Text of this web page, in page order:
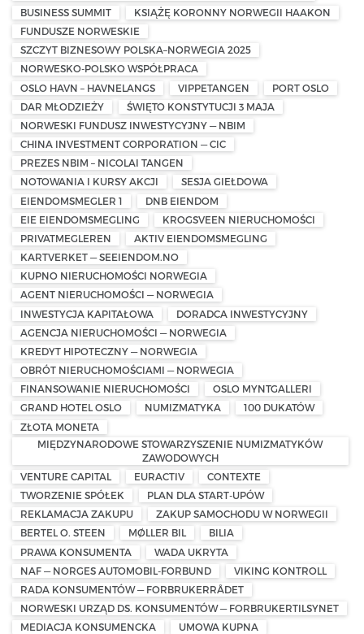
BUSINESS SUMMIT
KSIĄŻĘ KORONNY NORWEGII HAAKON
FUNDUSZE NORWESKIE
SZCZYT BIZNESOWY POLSKA–NORWEGIA 2025
NORWESKO-POLSKO WSPÓŁPRACA
OSLO HAVN – HAVNELANGS
VIPPETANGEN
PORT OSLO
DAR MŁODZIEŻY
ŚWIĘTO KONSTYTUCJI 3 MAJA
NORWESKI FUNDUSZ INWESTYCYJNY — NBIM
CHINA INVESTMENT CORPORATION — CIC
PREZES NBIM – NICOLAI TANGEN
NOTOWANIA I KURSY AKCJI
SESJA GIEŁDOWA
EIENDOMSMEGLER 1
DNB EIENDOM
EIE EIENDOMSMEGLING
KROGSVEEN NIERUCHOMOŚCI
PRIVATMEGLEREN
AKTIV EIENDOMSMEGLING
KARTVERKET — SEEIENDOM.NO
KUPNO NIERUCHOMOŚCI NORWEGIA
AGENT NIERUCHOMOŚCI — NORWEGIA
INWESTYCJA KAPITAŁOWA
DORADCA INWESTYCYJNY
AGENCJA NIERUCHOMOŚCI — NORWEGIA
KREDYT HIPOTECZNY — NORWEGIA
OBRÓT NIERUCHOMOŚCIAMI — NORWEGIA
FINANSOWANIE NIERUCHOMOŚCI
OSLO MYNTGALLERI
GRAND HOTEL OSLO
NUMIZMATYKA
100 DUKATÓW
ZŁOTA MONETA
MIĘDZYNARODOWE STOWARZYSZENIE NUMIZMATYKÓW
ZAWODOWYCH
VENTURE CAPITAL
EURACTIV
CONTEXTE
TWORZENIE SPÓŁEK
PLAN DLA START-UPÓW
REKLAMACJA ZAKUPU
ZAKUP SAMOCHODU W NORWEGII
BERTEL O. STEEN
MØLLER BIL
BILIA
PRAWA KONSUMENTA
WADA UKRYTA
NAF — NORGES AUTOMOBIL-FORBUND
VIKING KONTROLL
RADA KONSUMENTÓW — FORBRUKERRÅDET
NORWESKI URZĄD DS. KONSUMENTÓW — FORBRUKERTILSYNET
MEDIACJA KONSUMENCKA
UMOWA KUPNA